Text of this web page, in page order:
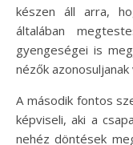
készen áll arra,
általában
gyengeségei is
nézők azonosuljanak
A második fontos
képviseli, aki a
nehéz döntések